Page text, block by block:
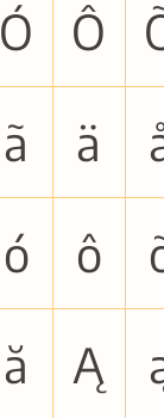
Ó Ô
ã ä
ó ô
ă Ą